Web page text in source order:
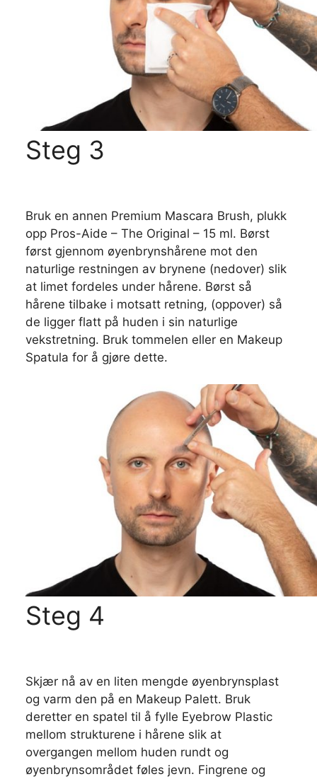
Steg 3
Bruk en annen Premium Mascara Brush, plukk
opp Pros-Aide – The Original – 15 ml. Børst
først gjennom øyenbrynshårene mot den
naturlige restningen av brynene (nedover) slik
at limet fordeles under hårene. Børst så
hårene tilbake i motsatt retning, (oppover) så
de ligger flatt på huden i sin naturlige
vekstretning. Bruk tommelen eller en Makeup
Spatula for å gjøre dette.
Steg 4
Skjær nå av en liten mengde øyenbrynsplast
og varm den på en Makeup Palett. Bruk
deretter en spatel til å fylle Eyebrow Plastic
mellom strukturene i hårene slik at
overgangen mellom huden rundt og
øyenbrynsområdet føles jevn. Fingrene og